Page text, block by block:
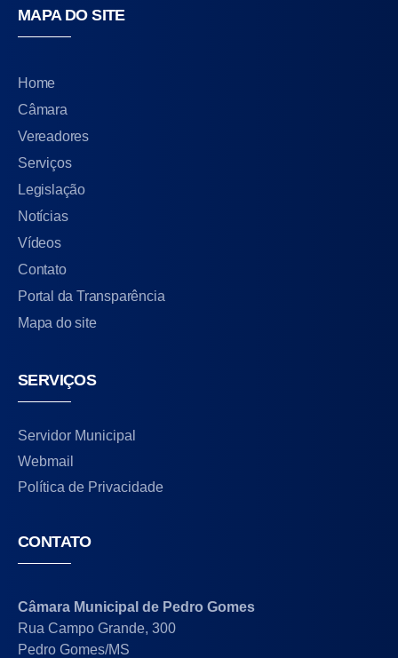
MAPA DO SITE
Home
Câmara
Vereadores
Serviços
Legislação
Notícias
Vídeos
Contato
Portal da Transparência
Mapa do site
SERVIÇOS
Servidor Municipal
Webmail
Política de Privacidade
CONTATO
Câmara Municipal de Pedro Gomes
Rua Campo Grande, 300
Pedro Gomes/MS